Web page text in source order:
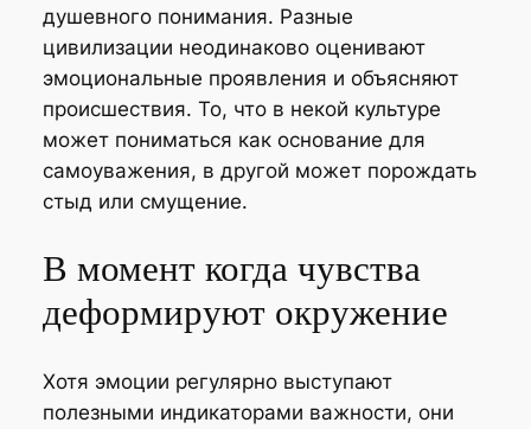
душевного понимания. Разные
цивилизации неодинаково оценивают
эмоциональные проявления и объясняют
происшествия. То, что в некой культуре
может пониматься как основание для
самоуважения, в другой может порождать
стыд или смущение.
В момент когда чувства
деформируют окружение
Хотя эмоции регулярно выступают
полезными индикаторами важности, они